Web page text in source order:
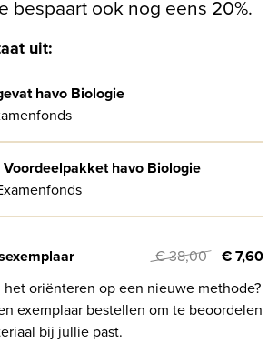
bespaart ook nog eens 20%.
uit:
havo Biologie
Voordeelpakket havo Biologie
€ 38,00
€ 7,60
het oriënteren op een nieuwe methode?
exemplaar bestellen om te beoordelen
bij jullie past.